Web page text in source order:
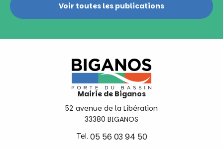
Voir toutes les publications
Mairie de Biganos
52 avenue de la Libération
33380 BIGANOS
Tel. 05 56 03 94 50